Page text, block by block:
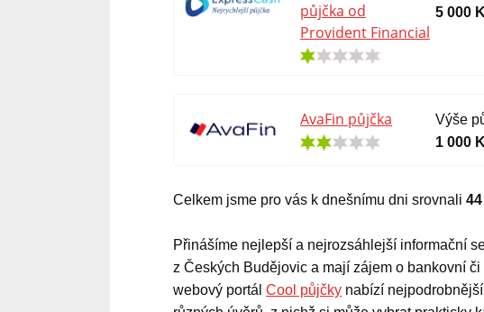
půjčka od
Provident Financial
5 000
AvaFin půjčka
Výše
1 000
Celkem jsme pro vás k dnešnímu dni srovnali
Přinášíme nejlepší a nejrozsáhlejší informační
z Českých Budějovic a mají zájem o bankovní
webový portál Cool půjčky nabízí